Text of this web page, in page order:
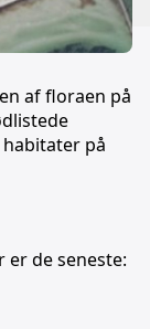
af floraen på
på
er de seneste: